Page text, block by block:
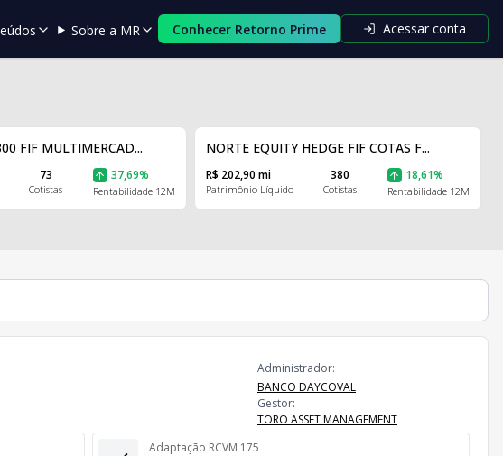
Sobre a MR Conhecer Retorno Prime Acessar conta
FIF MULTIMERCAD...
73
Cotistas
37,69%
Rentabilidade 12M
NORTE EQUITY HEDGE FIF COTAS F...
R$ 202,90 mi
Patrimônio Líquido
380
Cotistas
18,61%
Rentabilidade 12M
Administrador:
BANCO DAYCOVAL
Gestor:
TORO ASSET MANAGEMENT
Adaptação RCVM 175